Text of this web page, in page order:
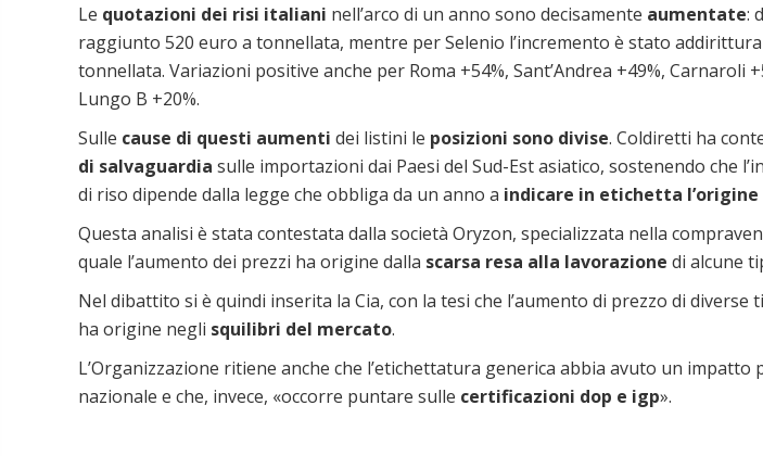
Le quotazioni dei risi italiani nell’arco di un anno sono decisamente aumentate:
raggiunto 520 euro a tonnellata, mentre per Selenio l’incremento è stato addirittura
tonnellata. Variazioni positive anche per Roma +54%, Sant’Andrea +49%, Carnaroli
Lungo B +20%.
Sulle cause di questi aumenti dei listini le posizioni sono divise. Coldiretti ha
di salvaguardia sulle importazioni dai Paesi del Sud-Est asiatico, sostenendo che
di riso dipende dalla legge che obbliga da un anno a indicare in etichetta l’origine
Questa analisi è stata contestata dalla società Oryzon, specializzata nella
quale l’aumento dei prezzi ha origine dalla scarsa resa alla lavorazione di alcune
Nel dibattito si è quindi inserita la Cia, con la tesi che l’aumento di prezzo di
ha origine negli squilibri del mercato.
L’Organizzazione ritiene anche che l’etichettatura generica abbia avuto un impatto
nazionale e che, invece, «occorre puntare sulle certificazioni dop e igp».